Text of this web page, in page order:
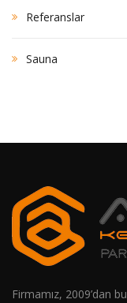
Referanslar
Sauna
Firmamız, 2009’dan